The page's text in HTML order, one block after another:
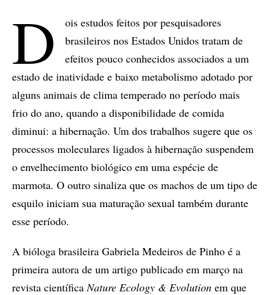
D
ois estudos feitos por pesquisadores
brasileiros nos Estados Unidos tratam de
efeitos pouco conhecidos associados a um
estado de inatividade e baixo metabolismo adotado por
alguns animais de clima temperado no período mais
frio do ano, quando a disponibilidade de comida
diminui: a hibernação. Um dos trabalhos sugere que os
processos moleculares ligados à hibernação suspendem
o envelhecimento biológico em uma espécie de
marmota. O outro sinaliza que os machos de um tipo de
esquilo iniciam sua maturação sexual também durante
esse período.
A bióloga brasileira Gabriela Medeiros de Pinho é a
primeira autora de um artigo publicado em março na
revista científicaNature Ecology & Evolution em que